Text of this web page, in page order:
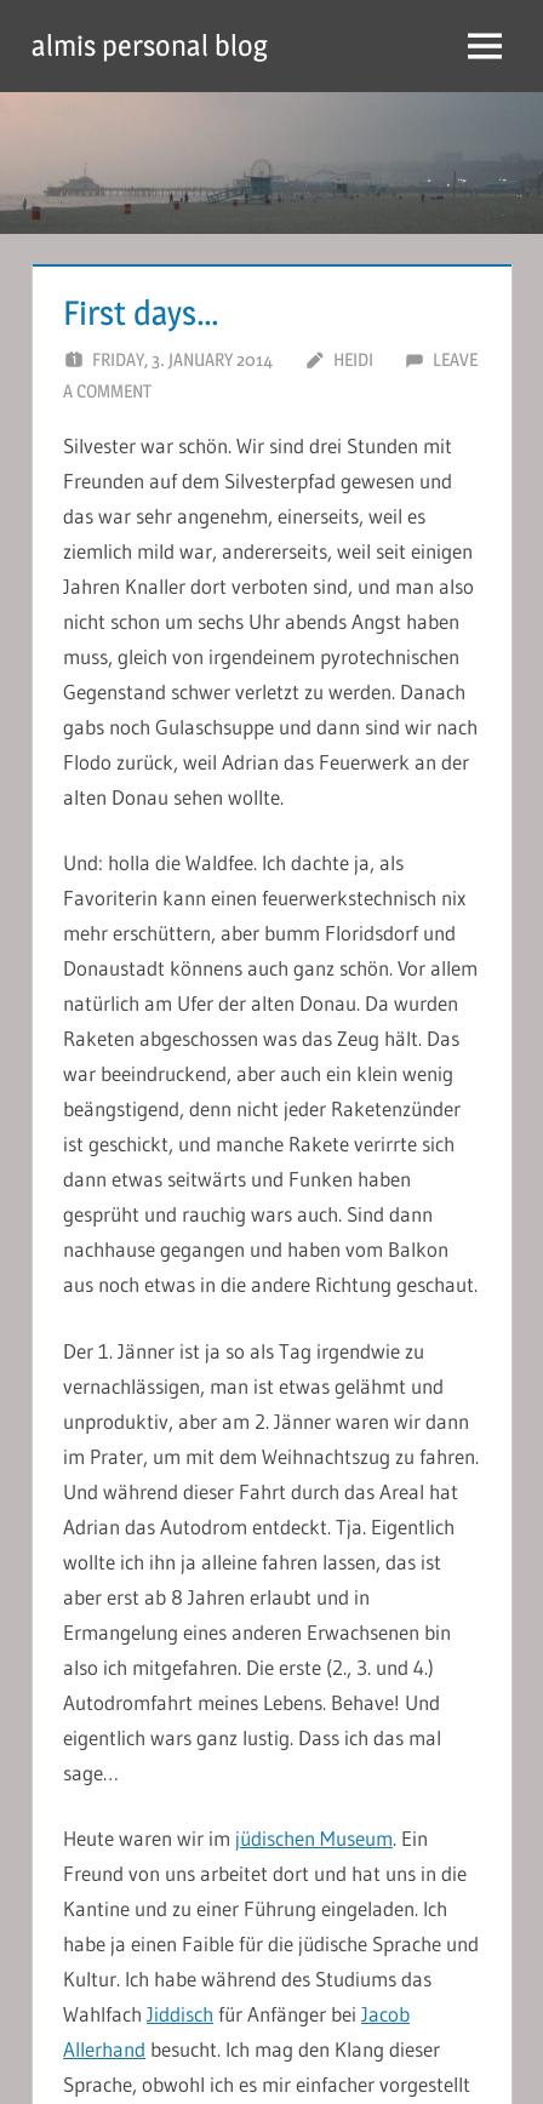
content
almis personal blog Menu
First days…
FRIDAY, 3. JANUARY 2014 HEIDI
LEAVE
A COMMENT
Silvester war schön. Wir sind drei Stunden mit
Freunden auf dem Silvesterpfad gewesen und
das war sehr angenehm, einerseits, weil es
ziemlich mild war, andererseits, weil seit einigen
Jahren Knaller dort verboten sind, und man also
nicht schon um sechs Uhr abends Angst haben
muss, gleich von irgendeinem pyrotechnischen
Gegenstand schwer verletzt zu werden. Danach
gabs noch Gulaschsuppe und dann sind wir nach
Flodo zurück, weil Adrian das Feuerwerk an der
alten Donau sehen wollte.
Und: holla die Waldfee. Ich dachte ja, als
Favoriterin kann einen feuerwerkstechnisch nix
mehr erschüttern, aber bumm Floridsdorf und
Donaustadt könnens auch ganz schön. Vor allem
natürlich am Ufer der alten Donau. Da wurden
Raketen abgeschossen was das Zeug hält. Das
war beeindruckend, aber auch ein klein wenig
beängstigend, denn nicht jeder Raketenzünder
ist geschickt, und manche Rakete verirrte sich
dann etwas seitwärts und Funken haben
gesprüht und rauchig wars auch. Sind dann
nachhause gegangen und haben vom Balkon
aus noch etwas in die andere Richtung geschaut.
Der 1. Jänner ist ja so als Tag irgendwie zu
vernachlässigen, man ist etwas gelähmt und
unproduktiv, aber am 2. Jänner waren wir dann
im Prater, um mit dem Weihnachtszug zu fahren.
Und während dieser Fahrt durch das Areal hat
Adrian das Autodrom entdeckt. Tja. Eigentlich
wollte ich ihn ja alleine fahren lassen, das ist
aber erst ab 8 Jahren erlaubt und in
Ermangelung eines anderen Erwachsenen bin
also ich mitgefahren. Die erste (2., 3. und 4.)
Autodromfahrt meines Lebens. Behave! Und
eigentlich wars ganz lustig. Dass ich das mal
sage…
Heute waren wir im jüdischen Museum. Ein
Freund von uns arbeitet dort und hat uns in die
Kantine und zu einer Führung eingeladen. Ich
habe ja einen Faible für die jüdische Sprache und
Kultur. Ich habe während des Studiums das
Wahlfach Jiddisch für Anfänger bei Jacob
Allerhand besucht. Ich mag den Klang dieser
Sprache, obwohl ich es mir einfacher vorgestellt